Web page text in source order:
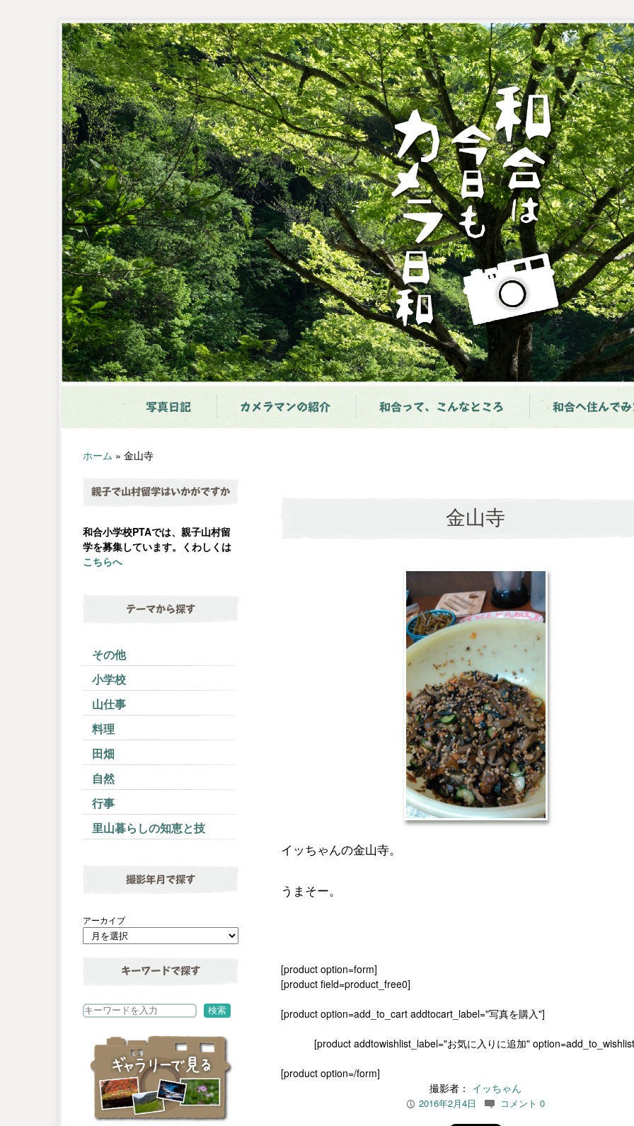
写真日記 カメラマンの紹介 和合って、こんなところ 和合へ住んで
ホーム » 金山寺
金山寺
イッちゃんの金山寺。
うまそー。
[product option=form]
[product field=product_free0]
[product option=add_to_cart addtocart_label="写真を購入"]
[product addtowishlist_label="お気に入りに追加"
[product option=/form]
撮影者： イッちゃん
P 2016年2月4日 c コメント 0
親子で山村留学はいかがですか
和合小学校PTAでは、親子山村留
学を募集しています。くわしくは
こちらへ
テーマから探す
その他
小学校
山仕事
料理
田畑
自然
行事
里山暮らしの知恵と技
撮影年月で探す
アーカイブ
キーワードで探す
検
検索